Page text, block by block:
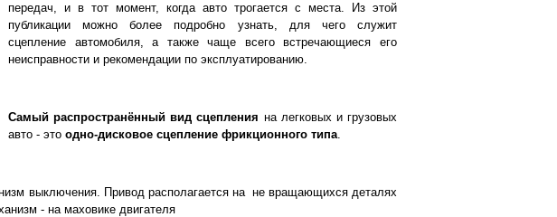
передач, и в тот момент, когда авто трогается с места. Из этой
публикации можно более подробно узнать, для чего служит
сцепление автомобиля, а также чаще всего встречающиеся его
неисправности и рекомендации по эксплуатированию.
Самый распространённый вид сцепления на легковых и грузовых
авто - это одно-дисковое сцепление фрикционного типа.
выключения. Привод располагается на не вращающихся деталях
- на маховике двигателя